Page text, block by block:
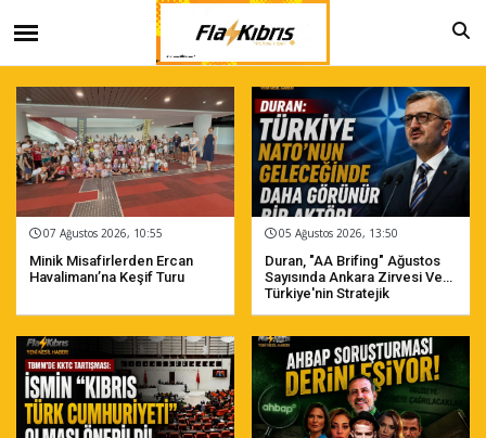
07 Ağustos 2026, 10:55
Minik Misafirlerden Ercan
Havalimanı’na Keşif Turu
05 Ağustos 2026, 13:50
Duran, "AA Brifing" Ağustos
Sayısında Ankara Zirvesi Ve
Türkiye'nin Stratejik